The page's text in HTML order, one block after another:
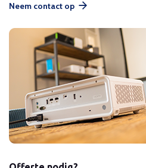
Neem contact op